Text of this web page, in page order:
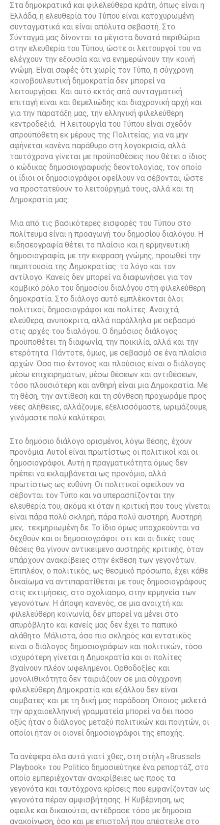
Στα δημοκρατικά και φιλελεύθερα κράτη, όπως είναι η
Ελλάδα, η ελευθερία του Τύπου είναι κατοχυρωμένη
συνταγματικά και είναι απόλυτα σεβαστή. Στο
Σύνταγμά μας δίνονται τα μέγιστα δυνατά περιθώρια
στην ελευθερία του Τύπου, ώστε οι λειτουργοί του να
ελέγχουν την εξουσία και να ενημερώνουν την κοινή
γνώμη. Είναι σαφές ότι χωρίς τον Τύπο, η σύγχρονη
κοινοβουλευτική δημοκρατία δεν μπορεί να
λειτουργήσει. Και αυτό εκτός από συνταγματική
επιταγή είναι και θεμελιώδης και διαχρονική αρχή και
για την παρατάξη μας, την ελληνική φιλελεύθερη
κεντροδεξιά. Η λειτουργία του Τύπου είναι σχεδόν
απροϋπόθετη εκ μέρους της Πολιτείας, για να μην
αφήνεται κανένα παράθυρο στη λογοκρισία, αλλά
ταυτόχρονα γίνεται με προϋποθέσεις που θέτει ο ίδιος
ο κώδικας δημοσιογραφικής δεοντολογίας, τον οποίο
οι ίδιοι οι δημοσιογράφοι οφείλουν να σέβονται, ώστε
να προστατεύουν το λειτούργημά τους, αλλά και τη
Δημοκρατία μας.
Μια από τις βασικότερες εισφορές του Τύπου στο
πολίτευμα είναι η προαγωγή του δημοσίου διαλόγου. Η
ειδησεογραφία θέτει το πλαίσιο και η ερμηνευτική
δημοσιογραφία, με την έκφραση γνώμης, προωθεί την
πεμπτουσία της Δημοκρατίας: το λόγο και τον
αντίλογο. Κανείς δεν μπορεί να διαφωνήσει για τον
κομβικό ρόλο του δημοσίου διαλόγου στη φιλελεύθερη
δημοκρατία. Στο διάλογο αυτό εμπλέκονται όλοι:
πολιτικοί, δημοσιογράφοι και πολίτες. Ανοιχτά,
ελεύθερα, ανυπόκριτα, αλλά παράλληλα με σεβασμό
στις αρχές του διαλόγου. Ο δημόσιος διάλογος
προϋποθέτει τη διαφωνία, την ποικιλία, αλλά και την
ετερότητα. Πάντοτε, όμως, με σεβασμό σε ένα πλαίσιο
αρχών. Όσο πιο έντονος και πλούσιος είναι ο διάλογος
μέσω επιχειρημάτων, μέσω θέσεων και αντιθέσεων,
τόσο πλουσιότερη και ανθηρή είναι μια Δημοκρατία. Με
τη θέση, την αντίθεση και τη σύνθεση προχωράμε προς
νέες αλήθειες, αλλάζουμε, εξελισσόμαστε, ωριμάζουμε,
γινόμαστε πολύ καλύτεροι.
Στο δημόσιο διάλογο ορισμένοι, λόγω θέσης, έχουν
προνόμια. Αυτοί είναι πρωτίστως οι πολιτικοί και οι
δημοσιογράφοι. Αυτή η πραγματικότητα όμως δεν
πρέπει να εκλαμβάνεται ως προνόμιο, αλλά
πρωτίστως ως ευθύνη. Οι πολιτικοί οφείλουν να
σέβονται τον Τύπο και να υπερασπίζονται την
ελευθερία του, ακόμα κι όταν η κριτική που τους γίνεται
είναι πάρα πολύ σκληρή, πάρα πολύ αυστηρή. Αυστηρή
μεν, τεκμηριωμένη δε. Το ίδιο όμως υποχρεούνται να
δεχθούν και οι δημοσιογράφοι: ότι και οι δικές τους
θέσεις θα γίνουν αντικείμενο αυστηρής κριτικής, όταν
υπάρχουν ανακρίβειες στην έκθεση των γεγονότων.
Επιπλέον, ο πολιτικός, ως θεσμικό πρόσωπο, έχει κάθε
δικαίωμα να αντιπαρατίθεται με τους δημοσιογράφους
στις εκτιμήσεις, στο σχολιασμό, στην ερμηνεία των
γεγονότων. Η άποψη κανενός, σε μια ανοιχτή και
φιλελεύθερη κοινωνία, δεν μπορεί να μένει στο
απυρόβλητο και κανείς μας δεν έχει το παπικό
αλάθητο. Μάλιστα, όσο πιο σκληρός και εντατικός
είναι ο διάλογος δημοσιογράφων και πολιτικών, τόσο
ισχυρότερη γίνεται η Δημοκρατία και οι πολίτες
βγαίνουν πλέον ωφελημένοι. Ορθοδοξίες και
μονολιθικότητα δεν ταιριάζουν σε μια σύγχρονη
φιλελεύθερη Δημοκρατία και εξάλλου δεν είναι
συμβατές και με τη δική μας παράδοση. Όποιος μελετά
την αρχαιοελληνική γραμματεία μπορεί να δει πόσο
οξύς ήταν ο διάλογος μεταξύ πολιτικών και ποιητών, οι
οποίοι ήταν οι οιονεί δημοσιογράφοι της εποχής.
Τα ανέφερα όλα αυτά γιατί χθες, στη στήλη «Brussels
Playbook» του Politico δημοσιεύτηκε ένα ρεπορτάζ, στο
οποίο εμπεριέχονταν ανακρίβειες ως προς τα
γεγονότα και ταυτόχρονα κρίσεις που εμφανίζονταν ως
γεγονότα πέραν αμφισβήτησης. Η Κυβέρνηση, ως
όφειλε και δικαιούται, αντέδρασε τόσο με δημόσια
ανακοίνωση, όσο και με επιστολή που απέστειλε στο